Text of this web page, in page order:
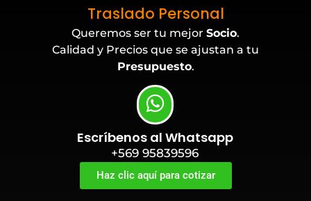
Traslado Personal
Eventos Corporativos
Queremos ser tu mejor Socio.
Calidad y Precios que se ajustan a tu
Presupuesto.
Escríbenos al Whatsapp
+569 95839596
Haz clic aquí para cotizar